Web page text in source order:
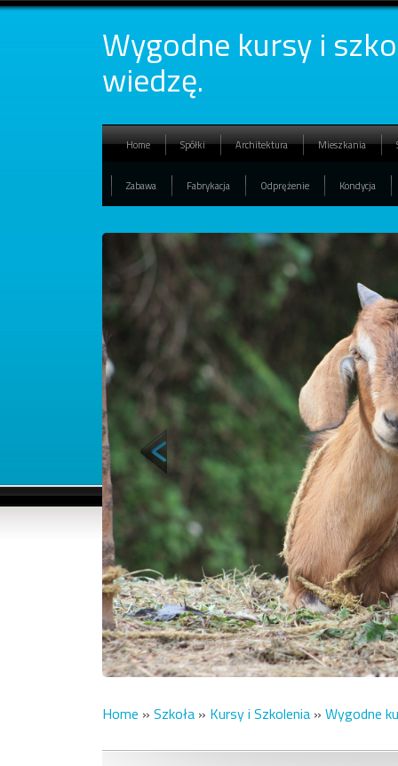
Wygodne kursy i
wiedzę.
Home Spółki Architektura Mieszkania
Zabawa Fabrykacja Odprężenie Kondycja
Home » Szkoła » Kursy i Szkolenia » Wygodne